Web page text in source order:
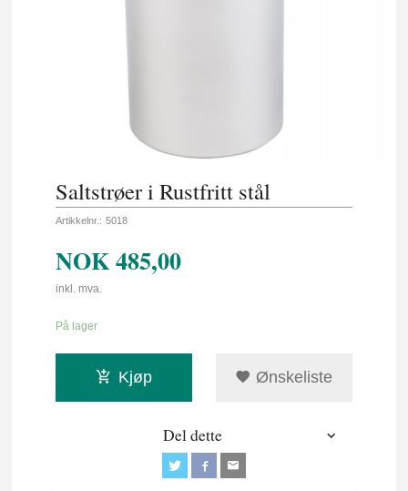
Saltstrøer i Rustfritt stål
Artikkelnr.: 5018
NOK485,00
inkl. mva.
På lager
Kjøp Ønskeliste
Del dette